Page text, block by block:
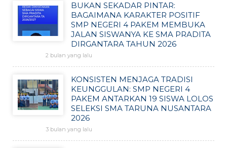
BUKAN SEKADAR PINTAR:
BAGAIMANA KARAKTER POSITIF
SMP NEGERI 4 PAKEM MEMBUKA
JALAN SISWANYA KE SMA PRADITA
DIRGANTARA TAHUN 2026
2 bulan yang lalu
KONSISTEN MENJAGA TRADISI
KEUNGGULAN: SMP NEGERI 4
PAKEM ANTARKAN 19 SISWA LOLOS
SELEKSI SMA TARUNA NUSANTARA
2026
3 bulan yang lalu